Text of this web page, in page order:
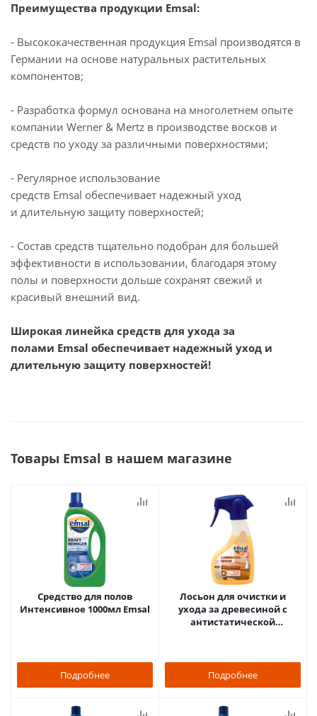
Преимущества продукции Еmsal:
- Высококачественная продукция Emsal производятся в
Германии на основе натуральных растительных
компонентов;
- Разработка формул основана на многолетнем опыте
компании Werner & Mertz в производстве восков и
средств по уходу за различными поверхностями;
- Регулярное использование
средств Еmsal обеспечивает надежный уход
и длительную защиту поверхностей;
- Состав средств тщательно подобран для большей
эффективности в использовании, благодаря этому
полы и поверхности дольше сохранят свежий и
красивый внешний вид.
Широкая линейка средств для ухода за
полами Emsal обеспечивает надежный уход и
длительную защиту поверхностей!
Товары Emsal в нашем магазине
Средство для полов
Интенсивное 1000мл Emsal
Подробнее
Лосьон для очистки и
ухода за древесиной с
антистатической
Подробнее